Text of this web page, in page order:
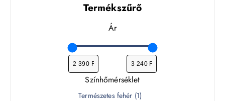
Termékszűrő
Ár
Színhőmérséklet
Természetes fehér (1)